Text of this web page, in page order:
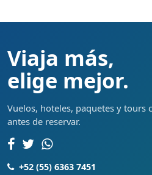
Viaja más,
elige mejor.
Vuelos, hoteles, paquetes y tours
antes de reservar.
+52 (55) 6363 7451